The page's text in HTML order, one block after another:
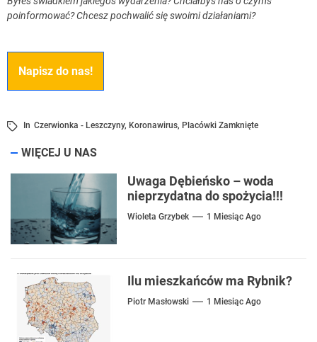
poinformować? Chcesz pochwalić się swoimi działaniami?
Napisz do nas!
In Czerwionka - Leszczyny, Koronawirus, Placówki Zamknięte
WIĘCEJ U NAS
Uwaga Dębieńsko – woda
nieprzydatna do spożycia!!!
Wioleta Grzybek 1 Miesiąc Ago
Ilu mieszkańców ma Rybnik?
Piotr Masłowski 1 Miesiąc Ago